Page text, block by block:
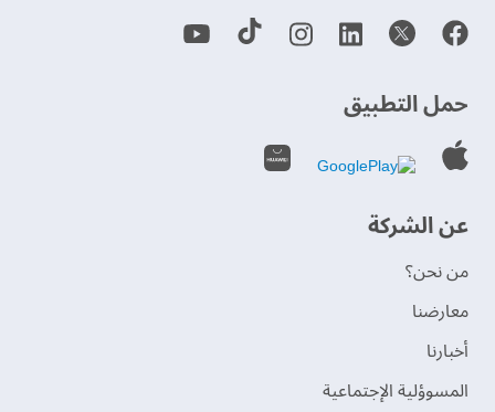
حمل التطبيق
عن الشركة
من نحن؟
‫معارضنا‬
‫أخبارنا‬
المسوؤلية الإجتماعية